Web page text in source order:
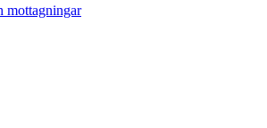
mottagningar